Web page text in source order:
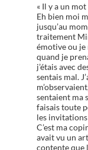
« Il y a un
Eh bien moi
jusqu’au
traitement
émotive ou je
quand je
j’étais avec
sentais mal.
sentaient ma
faisais toute
les invitations
C’est ma
avait vu un
contente que